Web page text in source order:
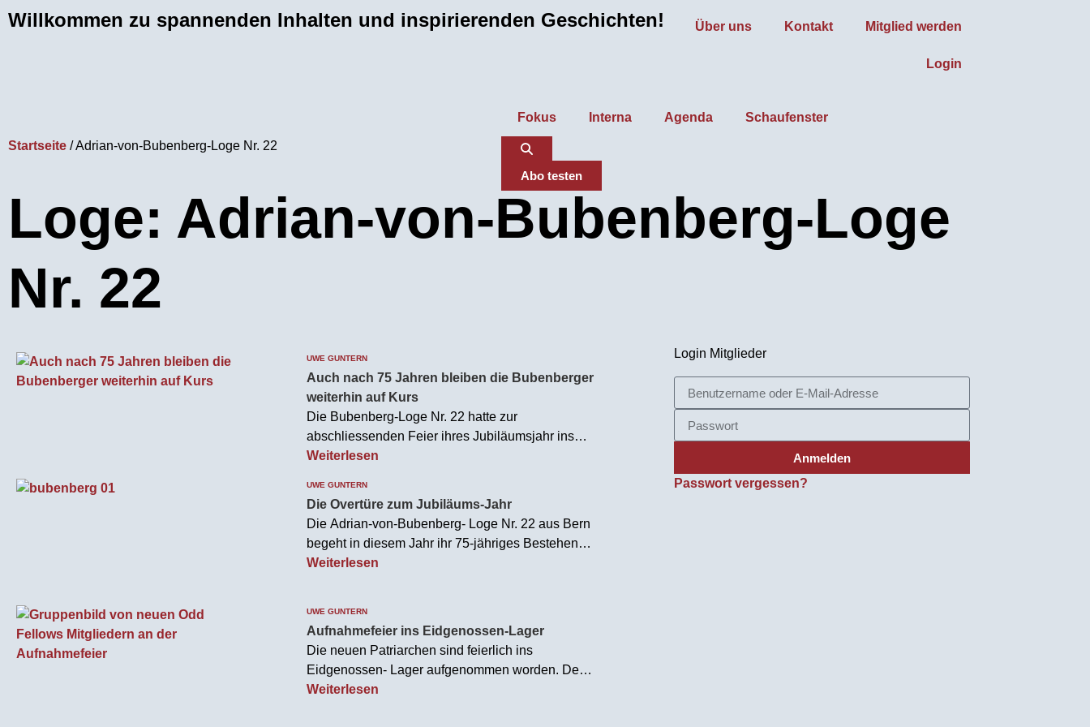
Über uns Kontakt Mitglied werden
Login
Fokus Interna Agenda Schaufenster
Abo testen
Willkommen zu spannenden Inhalten und inspirierenden Geschichten!
Startseite /Adrian-von-Bubenberg-Loge Nr. 22
Loge: Adrian-von-Bubenberg-Loge
Nr. 22
UWE GUNTERN
Auch nach 75 Jahren bleiben die Bubenberger
weiterhin auf Kurs
Die Bubenberg-Loge Nr. 22 hatte zur
abschliessenden Feier ihres Jubiläumsjahr ins
Odd Fellows Haus nach Bern eingeladen. Ein
Weiterlesen
UWE GUNTERN
Die Overtüre zum Jubiläums-Jahr
Die Adrian-von-Bubenberg- Loge Nr. 22 aus Bern
begeht in diesem Jahr ihr 75-jähriges Bestehen.
Mit einem Konzert sind sie am 5. März ins
Weiterlesen
UWE GUNTERN
Aufnahmefeier ins Eidgenossen-Lager
Die neuen Patriarchen sind feierlich ins
Eidgenossen- Lager aufgenommen worden. Den
Rahmen dazu bot einmal mehr die
Weiterlesen
Login Mitglieder
Anmelden
Passwort vergessen?